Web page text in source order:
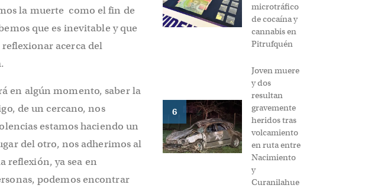
la muerte como el fin de
que es inevitable y que
acerca del
en algún momento, saber la
de un cercano, nos
estamos haciendo un
del otro, nos adherimos al
reflexión, ya sea en
podemos encontrar
microtráfico
de cocaína y
cannabis en
Pitrufquén
6
Joven muere
y dos
resultan
gravemente
heridos tras
volcamiento
en ruta entre
Nacimiento
y
Curanilahue